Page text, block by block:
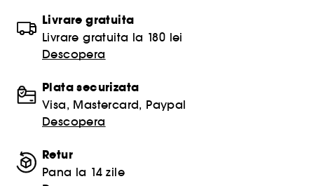
Livrare gratuita
Livrare gratuita la 180 lei
Descopera
Plata securizata
Visa, Mastercard, Paypal
Descopera
Retur
Pana la 14 zile